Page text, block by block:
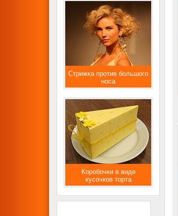
Стрижка против большого
носа
Коробочки в виде
кусочков торта